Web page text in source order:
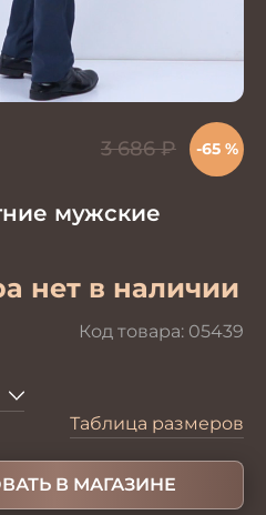
мужские
нет в наличии
Код товара: 05439
3 686₽ -65 %
Таблица размеров
В МАГАЗИНЕ